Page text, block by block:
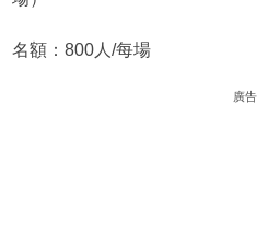
名額：800人/每場
廣告